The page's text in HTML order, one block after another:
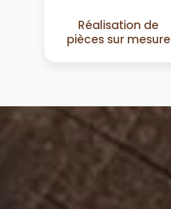
Réalisation de
pièces sur mesure